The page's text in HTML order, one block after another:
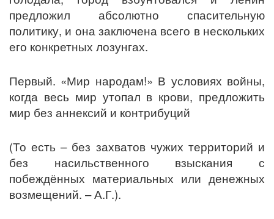
предложил абсолютно спасительную
политику, и она заключена всего в нескольких
его конкретных лозунгах.
Первый. «Мир народам!» В условиях войны,
когда весь мир утопал в крови, предложить
мир без аннексий и контрибуций
(То есть – без захватов чужих территорий и
без насильственного взыскания с
побеждённых материальных или денежных
возмещений. – А.Г.).